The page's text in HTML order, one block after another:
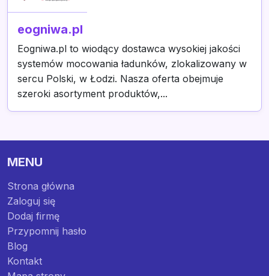
eogniwa.pl
Eogniwa.pl to wiodący dostawca wysokiej jakości
systemów mocowania ładunków, zlokalizowany w
sercu Polski, w Łodzi. Nasza oferta obejmuje
szeroki asortyment produktów,...
MENU
Strona główna
Zaloguj się
Dodaj firmę
Przypomnij hasło
Blog
Kontakt